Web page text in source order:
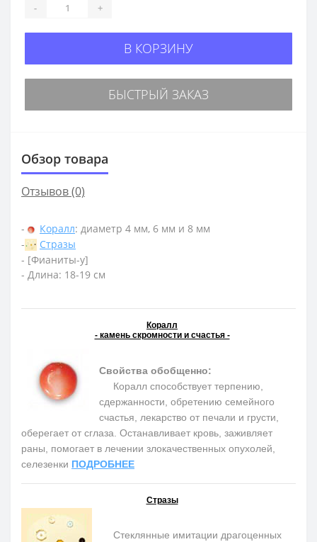
- +
В КОРЗИНУ
БЫСТРЫЙ ЗАКАЗ
Обзор товара
Отзывов (0)
- Коралл: диаметр 4 мм, 6 мм и 8 мм
-
Стразы
- [Фианиты-у]
- Длина: 18-19 см
Коралл
- камень скромности и счастья -
Свойства обобщенно:
Коралл способствует терпению,
сдержанности, обретению семейного
счастья, лекарство от печали и грусти,
оберегает от сглаза. Останавливает кровь, заживляет
раны, помогает в лечении злокачественных опухолей,
селезенки ПОДРОБНЕЕ
Стразы
Стеклянные имитации драгоценных